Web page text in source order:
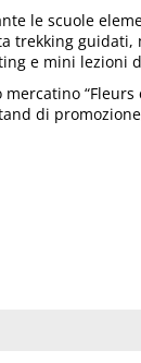
le scuole
trekking
e mini lezioni
di